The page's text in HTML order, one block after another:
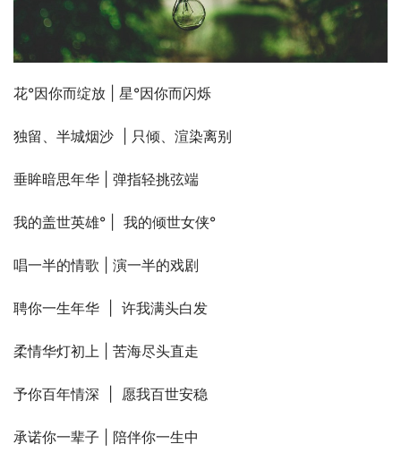
花°因你而绽放 | 星°因你而闪烁
独留、半城烟沙  | 只倾、渲染离别
垂眸暗思年华 | 弹指轻挑弦端
我的盖世英雄° |  我的倾世女侠°
唱一半的情歌 | 演一半的戏剧
聘你一生年华  |  许我满头白发
柔情华灯初上 | 苦海尽头直走
予你百年情深  |  愿我百世安稳
承诺你一辈子 | 陪伴你一生中